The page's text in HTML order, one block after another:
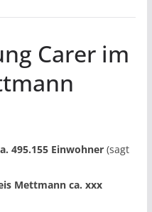
Carer im
495.155 Einwohner(sagt
Mettmann ca. xxx